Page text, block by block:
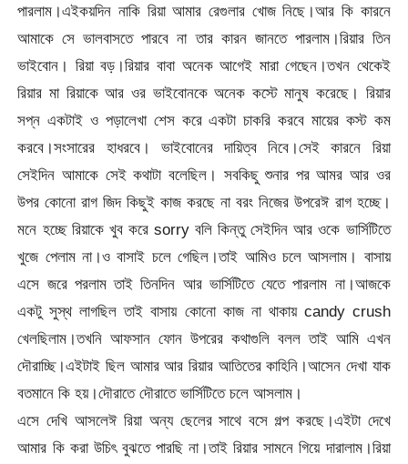
পারলাম।এইকয়দিন নাকি রিয়া আমার রেগুলার খোজ নিছে।আর কি কারনে
আমাকে সে ভালবাসতে পারবে না তার কারন জানতে পারলাম।রিয়ার তিন
ভাইবোন। রিয়া বড়।রিয়ার বাবা অনেক আগেই মারা গেছেন।তখন থেকেই
রিয়ার মা রিয়াকে আর ওর ভাইবোনকে অনেক কস্টে মানুষ করেছে। রিয়ার
সপ্ন একটাই ও পড়ালেখা শেস করে একটা চাকরি করবে মায়ের কস্ট কম
করবে।সংসারের হাধরবে। ভাইবোনের দায়িত্ব নিবে।সেই কারনে রিয়া
সেইদিন আমাকে সেই কথাটা বলেছিল। সবকিছু শুনার পর আমর আর ওর
উপর কোনো রাগ জিদ কিছুই কাজ করছে না বরং নিজের উপরেঈ রাগ হচ্ছে।
মনে হচ্ছে রিয়াকে খুব করে sorry বলি কিন্তু সেইদিন আর ওকে ভার্সিটিতে
খুজে পেলাম না।ও বাসাই চলে গেছিল।তাই আমিও চলে আসলাম। বাসায়
এসে জরে পরলাম তাই তিনদিন আর ভার্সিটিতে যেতে পারলাম না।আজকে
একটু সুস্থ লাগছিল তাই বাসায় কোনো কাজ না থাকায় candy crush
খেলছিলাম।তখনি আফসান ফোন উপরের কথাগুলি বলল তাই আমি এখন
দৌরাচ্ছি।এইটাই ছিল আমার আর রিয়ার আতিতের কাহিনি।আসেন দেখা যাক
বতমানে কি হয়।দৌরাতে দৌরাতে ভার্সিটিতে চলে আসলাম।
এসে দেখি আসলেঈ রিয়া অন্য ছেলের সাথে বসে গল্প করছে।এইটা দেখে
আমার কি করা উচিৎ বুঝতে পারছি না।তাই রিয়ার সামনে গিয়ে দারালাম।রিয়া